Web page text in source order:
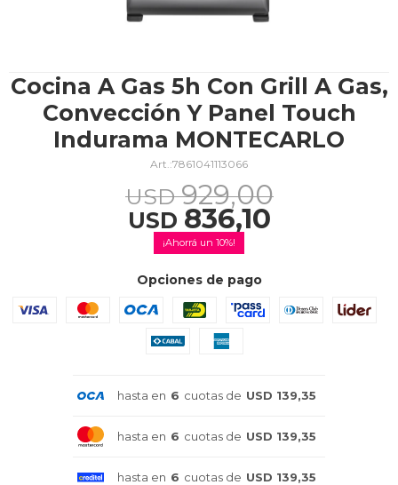
Cocina A Gas 5h Con Grill A Gas,
Convección Y Panel Touch
Indurama MONTECARLO
7861041113066
USD 836,10
USD 929,00
10
Opciones de pago
hasta en 6 cuotas de USD 139,35
hasta en 6 cuotas de USD 139,35
hasta en 6 cuotas de USD 139,35